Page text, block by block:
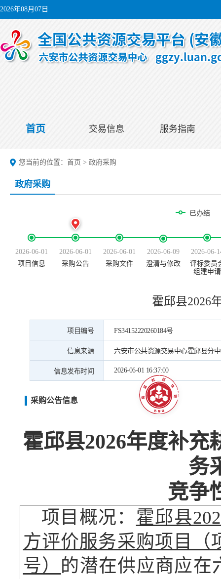
2026年08月07日
首页 交易信息 服务指南
您当前的位置： 首页 > 政府采购
政府采购
已办结
2026-06-01
项目信息
2026-06-01
采购公告
2026-06-01
采购文件
2026-06-09
澄清与修改
2026-06-
评标委员
组建申请
霍邱县2026
项目编号 FS34152220260184号
信息来源 六安市公共资源交易中心霍邱县分
信息发布时间 2026-06-01 16:37:00
采购公告信息
霍邱县2026年度补充
务
竞争
项目概况： 霍邱县
方评价服务采购项目（
号） 的潜在供应商应在